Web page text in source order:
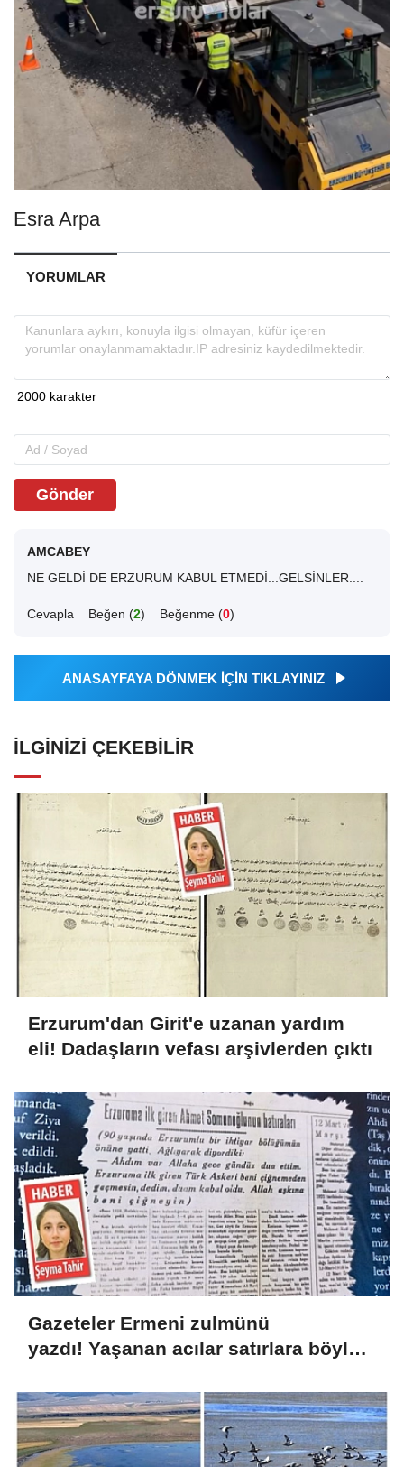
Esra Arpa
YORUMLAR
Gönder
AMCABEY
NE GELDİ DE ERZURUM KABUL ETMEDİ...GELSİNLER....
Cevapla Beğen (2) Beğenme (0)
ANASAYFAYA DÖNMEK İÇİN TIKLAYINIZ
İLGINIZI ÇEKEBILIR
Erzurum'dan Girit'e uzanan yardım
eli! Dadaşların vefası arşivlerden çıktı
Gazeteler Ermeni zulmünü
yazdı! Yaşanan acılar satırlara böyle